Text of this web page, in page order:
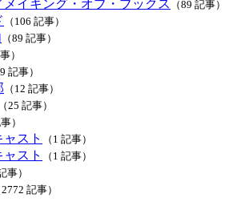
イキング・オブ・ブックス （89 記事）
（106 記事）
（89 記事）
）
記事）
（12 記事）
（25 記事）
）
スト （1 記事）
スト （1 記事）
事）
2772 記事）